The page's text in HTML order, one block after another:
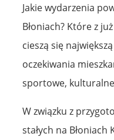
Jakie wydarzenia
Błoniach? Które z
cieszą się
oczekiwania
sportowe,
W związku z
stałych na